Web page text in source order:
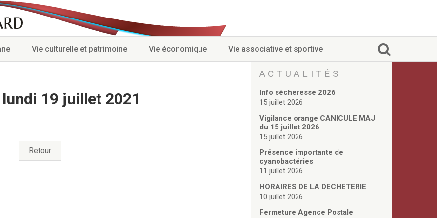
Vie culturelle et patrimoine Vie économique Vie associative et sportive
19 juillet 2021
Retour
ACTUALITÉS
Info sécheresse 2026
15 juillet 2026
Vigilance orange CANICULE MAJ
du 15 juillet 2026
15 juillet 2026
Présence importante de
cyanobactéries
11 juillet 2026
HORAIRES DE LA DECHETERIE
10 juillet 2026
Fermeture Agence Postale